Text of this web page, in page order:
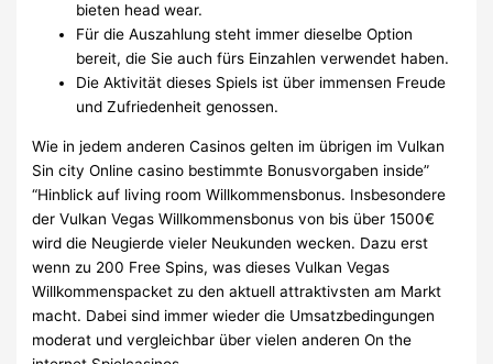
bieten head wear.
Für die Auszahlung steht immer dieselbe Option
bereit, die Sie auch fürs Einzahlen verwendet haben.
Die Aktivität dieses Spiels ist über immensen Freude
und Zufriedenheit genossen.
Wie in jedem anderen Casinos gelten im übrigen im Vulkan
Sin city Online casino bestimmte Bonusvorgaben inside”
“Hinblick auf living room Willkommensbonus. Insbesondere
der Vulkan Vegas Willkommensbonus von bis über 1500€
wird die Neugierde vieler Neukunden wecken. Dazu erst
wenn zu 200 Free Spins, was dieses Vulkan Vegas
Willkommenspacket zu den aktuell attraktivsten am Markt
macht. Dabei sind immer wieder die Umsatzbedingungen
moderat und vergleichbar über vielen anderen On the